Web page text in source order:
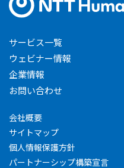
サービス一覧
ウェビナー情報
企業情報
お問い合わせ
会社概要
サイトマップ
個人情報保護方針
パートナーシップ構築宣言